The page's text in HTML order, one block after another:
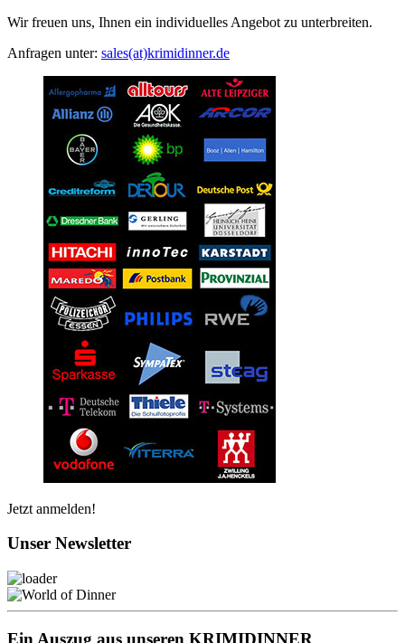
Wir freuen uns, Ihnen ein individuelles Angebot zu unterbreiten.
Anfragen unter: sales(at)krimidinner.de
Jetzt anmelden!
Unser Newsletter
Ein Auszug aus unseren KRIMIDINNER